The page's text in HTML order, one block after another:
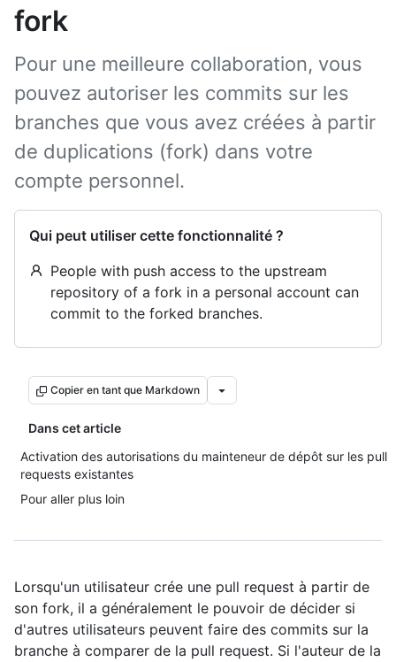
fork
Pour une meilleure collaboration, vous
pouvez autoriser les commits sur les
branches que vous avez créées à partir
de duplications (fork) dans votre
compte personnel.
Qui peut utiliser cette fonctionnalité ?
People with push access to the upstream
repository of a fork in a personal account can
commit to the forked branches.
Copier en tant que Markdown
Dans cet article
Activation des autorisations du mainteneur de dépôt sur les pull
requests existantes
Pour aller plus loin
Lorsqu'un utilisateur crée une pull request à partir de
son fork, il a généralement le pouvoir de décider si
d'autres utilisateurs peuvent faire des commits sur la
branche à comparer de la pull request. Si l'auteur de la